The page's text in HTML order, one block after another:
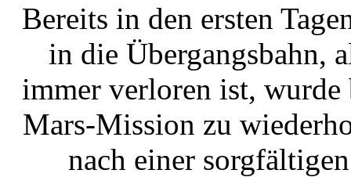
Bereits in den ersten
in die Übergangsbahn,
immer verloren ist, wurde
Mars-Mission zu
nach einer